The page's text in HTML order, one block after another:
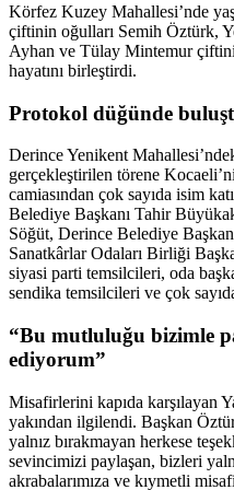
Körfez Kuzey Mahallesi’nde
çiftinin oğulları Semih Öztürk,
Ayhan ve Tülay Mintemur
hayatını birleştirdi.
Protokol düğünde
Derince Yenikent
gerçekleştirilen törene
camiasından çok sayıda isim
Belediye Başkanı Tahir
Söğüt, Derince Belediye
Sanatkârlar Odaları Birliği
siyasi parti temsilcileri, oda
sendika temsilcileri ve çok
“Bu mutluluğu bizimle
ediyorum”
Misafirlerini kapıda karşılayan
yakından ilgilendi. Başkan
yalnız bırakmayan herkese
sevincimizi paylaşan, bizleri
akrabalarımıza ve kıymetli